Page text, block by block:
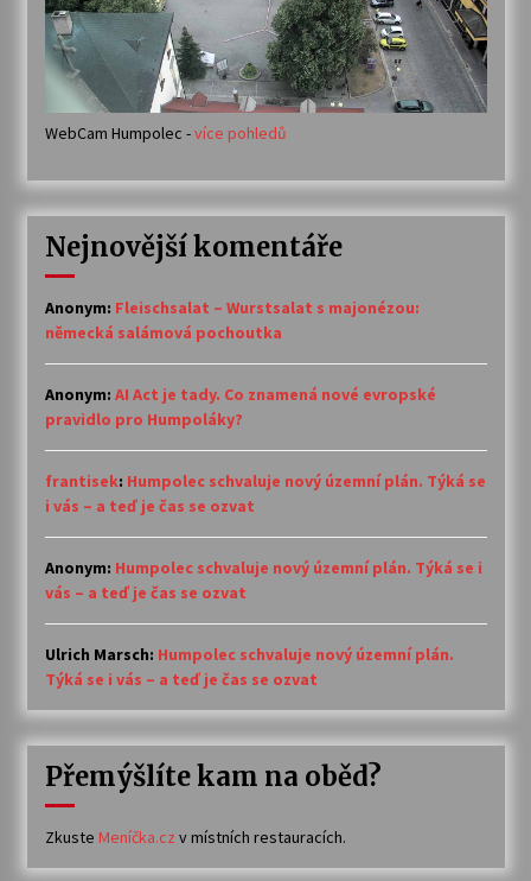
WebCam Humpolec -více pohledů
Nejnovější komentáře
Anonym: Fleischsalat – Wurstsalat s majonézou:
německá salámová pochoutka
Anonym: AI Act je tady. Co znamená nové evropské
pravidlo pro Humpoláky?
frantisek: Humpolec schvaluje nový územní plán. Týká se
i vás – a teď je čas se ozvat
Anonym: Humpolec schvaluje nový územní plán. Týká se i
vás – a teď je čas se ozvat
Ulrich Marsch: Humpolec schvaluje nový územní plán.
Týká se i vás – a teď je čas se ozvat
Přemýšlíte kam na oběd?
Zkuste Meníčka.cz v místních restauracích.